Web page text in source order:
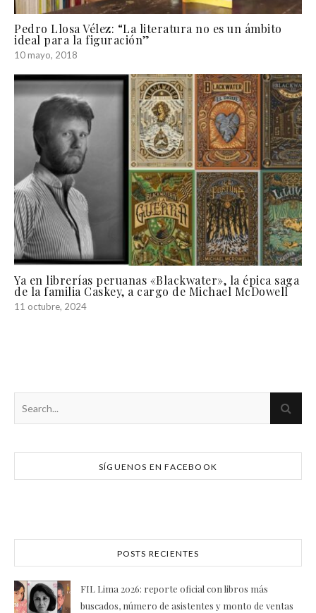
Pedro Llosa Vélez: “La literatura no es un ámbito
ideal para la figuración”
10 mayo, 2018
Ya en librerías peruanas «Blackwater», la épica saga
de la familia Caskey, a cargo de Michael McDowell
11 octubre, 2024
SÍGUENOS EN FACEBOOK
POSTS RECIENTES
FIL Lima 2026: reporte oficial con libros más
buscados, número de asistentes y monto de ventas